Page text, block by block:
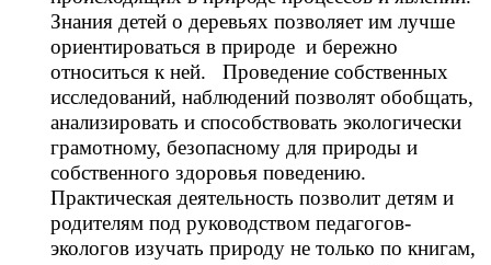
Знания детей о деревьях позволяет им лучше
ориентироваться в природе и бережно
относиться к ней. Проведение собственных
исследований, наблюдений позволят обобщать,
анализировать и способствовать экологически
грамотному, безопасному для природы и
собственного здоровья поведению.
Практическая деятельность позволит детям и
родителям под руководством педагогов-
экологов изучать природу не только по книгам,